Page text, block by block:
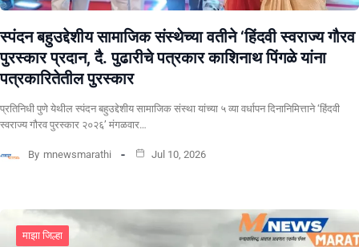
स्पंदन बहुउद्देशीय सामाजिक संस्थेच्या वतीने ‘हिंदवी स्वराज्य गौरव
पुरस्कार प्रदान, दै. पुढारीचे पत्रकार काशिनाथ पिंगळे यांना
पत्रकारितेतील पुरस्कार
प्रतिनिधी पुणे येथील स्पंदन बहुउद्देशीय सामाजिक संस्था यांच्या ५ व्या वर्धापन दिनानिमित्ताने ‘हिंदवी
स्वराज्य गौरव पुरस्कार २०२६’ मंगळवार…
By mnewsmarathi Jul 10, 2026
माझा जिल्हा